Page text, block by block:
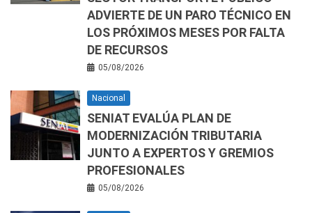
ADVIERTE DE UN PARO TÉCNICO EN
LOS PRÓXIMOS MESES POR FALTA
DE RECURSOS
05/08/2026
Nacional
SENIAT EVALÚA PLAN DE
MODERNIZACIÓN TRIBUTARIA
JUNTO A EXPERTOS Y GREMIOS
PROFESIONALES
05/08/2026